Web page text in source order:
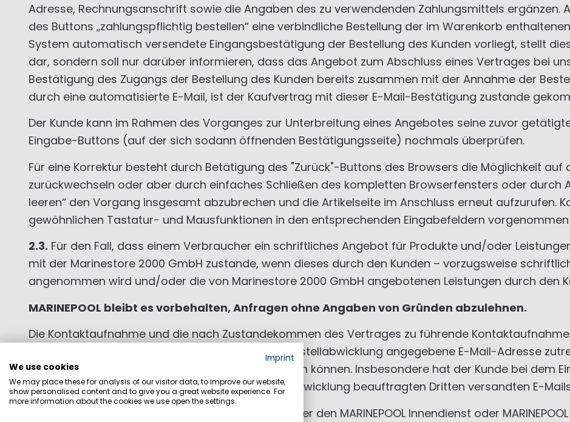
Adresse, Rechnungsanschrift sowie die Angaben des zu verwendenden Zahlungsmittels ergänzen.
des Buttons „zahlungspflichtig bestellen“ eine verbindliche Bestellung der im Warenkorb
System automatisch versendete Eingangsbestätigung der Bestellung des Kunden vorliegt, stellt
dar, sondern soll nur darüber informieren, dass das Angebot zum Abschluss eines Vertrages bei
Bestätigung des Zugangs der Bestellung des Kunden bereits zusammen mit der Annahme der
durch eine automatisierte E-Mail, ist der Kaufvertrag mit dieser E-Mail-Bestätigung zustande
Der Kunde kann im Rahmen des Vorganges zur Unterbreitung eines Angebotes seine zuvor
Eingabe-Buttons (auf der sich sodann öffnenden Bestätigungsseite) nochmals überprüfen.
Für eine Korrektur besteht durch Betätigung des "Zurück"-Buttons des Browsers die Möglichkeit auf
zurückwechseln oder aber durch einfaches Schließen des kompletten Browserfensters oder durch
leeren“ den Vorgang insgesamt abzubrechen und die Artikelseite im Anschluss erneut aufzurufen.
gewöhnlichen Tastatur- und Mausfunktionen in den entsprechenden Eingabefeldern
2.3. Für den Fall, dass einem Verbraucher ein schriftliches Angebot für Produkte und/oder
mit der Marinestore 2000 GmbH zustande, wenn dieses durch den Kunden – vorzugsweise
angenommen wird und/oder die von Marinestore 2000 GmbH angebotenen Leistungen durch den
MARINEPOOL bleibt es vorbehalten, Anfragen ohne Angaben von Gründen abzulehnen.
Die Kontaktaufnahme und die nach Zustandekommen des Vertrages zu führende
Kunde hat sicherzustellen, dass die von ihm zur Bestellabwicklung angegebene E-Mail-Adresse
die von uns versandten E-Mails empfangen werden können. Insbesondere hat der Kunde bei dem
dass alle von uns oder von uns mit der Vertragsabwicklung beauftragten Dritten versandten E-
Im Falle einer Bestellung von Unternehmern über den MARINEPOOL Innendienst oder
Imprint
We use cookies
We may place these for analysis of our visitor data, to improve our website,
show personalised content and to give you a great website experience. For
more information about the cookies we use open the settings.